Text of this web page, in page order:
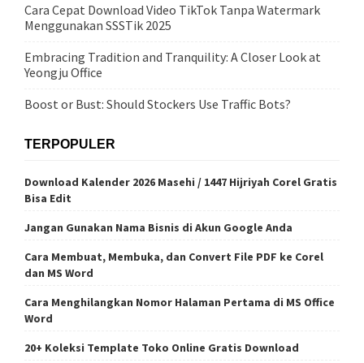
Cara Cepat Download Video TikTok Tanpa Watermark
Menggunakan SSSTik 2025
Embracing Tradition and Tranquility: A Closer Look at
Yeongju Office
Boost or Bust: Should Stockers Use Traffic Bots?
TERPOPULER
Download Kalender 2026 Masehi / 1447 Hijriyah Corel Gratis
Bisa Edit
Jangan Gunakan Nama Bisnis di Akun Google Anda
Cara Membuat, Membuka, dan Convert File PDF ke Corel
dan MS Word
Cara Menghilangkan Nomor Halaman Pertama di MS Office
Word
20+ Koleksi Template Toko Online Gratis Download